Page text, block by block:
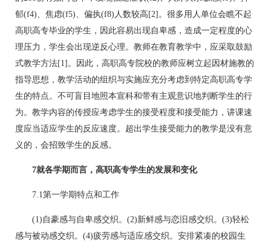
郁(f4)、焦虑(f5)、偏执(f8)人数较高[2]。很多用人单位会瞧不起
高职高专毕业的学生，因此容易出现自卑感，造成一定程度的心
理压力，学生会出现逆反心理。教师在教育教学中，应采取鼓励
式教学方法[1]。因此，高职高专院校的教师应树立起因材施教的
指导思想，教学活动的组织与实施应充分考虑到特定高职高专学
生的特点。不可盲目地照本宣科和带有主观意识地判断学生的行
为。教学内容的传授应考虑学生的接受程度和接受能力，讲课速
度应当适应学生的反应速度。超出学生接受能力的教学是没有意
义的，会招致学生的反感。
7就各学期而言，高职高专学生的发展和变化
7.1第一学期特点和工作
(1)自豪感与自卑感交织。(2)新鲜感与恋旧感交织。(3)轻松
感与被动感交织。(4)疲劳感与适应感交织。安排紧凑的校园生